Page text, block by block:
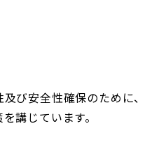
び安全性確保のために、
講じています。